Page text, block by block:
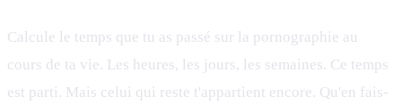
Calcule le temps que tu as passé sur la pornographie au
cours de ta vie. Les heures, les jours, les semaines. Ce temps
est parti. Mais celui qui reste t'appartient encore. Qu'en fais-